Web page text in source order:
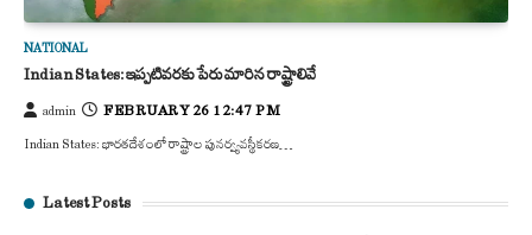
NATIONAL
Indian States: ఇప్పటివరకు పేరు మారిన రాష్ట్రాలివే
admin FEBRUARY 26 12:47 PM
Indian States: భారతదేశంలో రాష్ట్రాల పునర్వ్యవస్థీకరణ…
Latest Posts